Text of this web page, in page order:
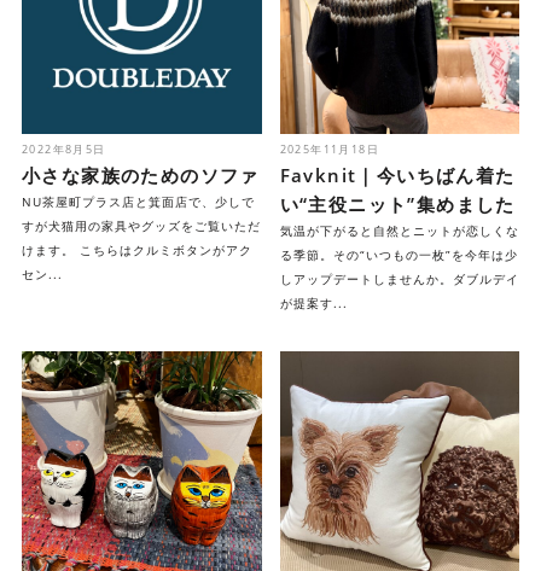
2022年8月5日
小さな家族のためのソファ
NU茶屋町プラス店と箕面店で、少しで
すが犬猫用の家具やグッズをご覧いただ
けます。 こちらはクルミボタンがアク
セン...
2025年11月18日
Favknit｜今いちばん着た
い“主役ニット”集めました
気温が下がると自然とニットが恋しくな
る季節。その“いつもの一枚”を今年は少
しアップデートしませんか。ダブルデイ
が提案す...